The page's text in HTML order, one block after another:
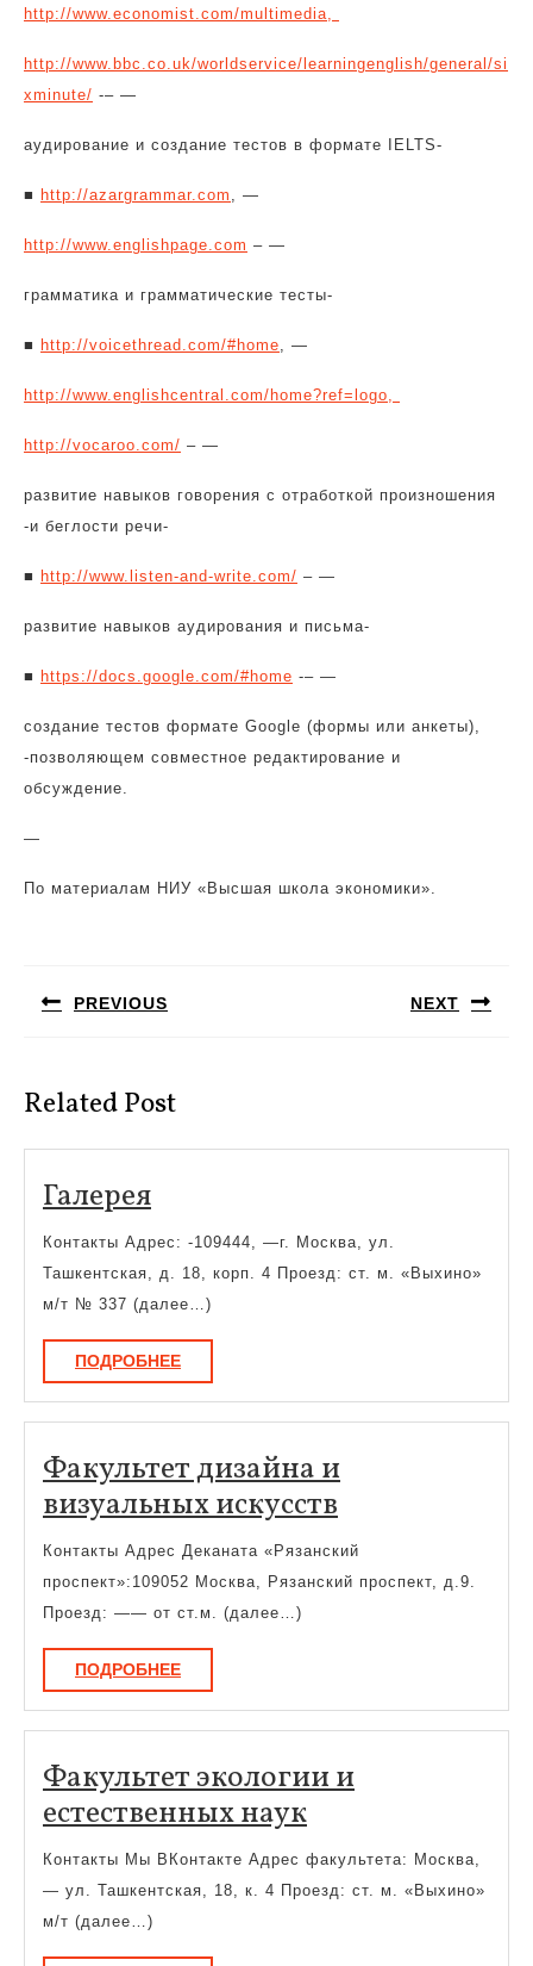
http://www.economist.com/multimedia,
http://www.bbc.co.uk/worldservice/learningenglish/general/si
xminute/ -– —
аудирование и создание тестов в формате IELTS-
■ http://azargrammar.com , —
http://www.englishpage.com – —
грамматика и грамматические тесты-
■ http://voicethread.com/#home , —
http://www.englishcentral.com/home?ref=logo,
http://vocaroo.com/ – —
развитие навыков говорения с отработкой произношения
-и беглости речи-
■ http://www.listen-and-write.com/ – —
развитие навыков аудирования и письма-
■ https://docs.google.com/#home -– —
создание тестов формате Google (формы или анкеты),
-позволяющем совместное редактирование и
обсуждение.
—
По материалам НИУ «Высшая школа экономики».
записям
PREVIOUS NEXT
Related Post
ГалереяГалерея
Контакты Адрес: -109444, —г. Москва, ул.
Ташкентская, д. 18, корп. 4 Проезд: ст. м. «Выхино»
м/т № 337 (далее…)
ПОДРОБНЕЕПОДРОБНЕЕ
Факультет дизайна и
визуальных искусств
дизайна
и
Контакты Адрес Деканата «Рязанский
проспект»:109052 Москва, Рязанский проспект, д.9.
Проезд: —— от ст.м. (далее…)
ПОДРОБНЕЕПОДРОБНЕЕ
Факультет экологии и
естественных наукФакультет
экологии
и
Контакты Мы ВКонтакте Адрес факультета: Москва,
— ул. Ташкентская, 18, к. 4 Проезд: ст. м. «Выхино»
м/т (далее…)